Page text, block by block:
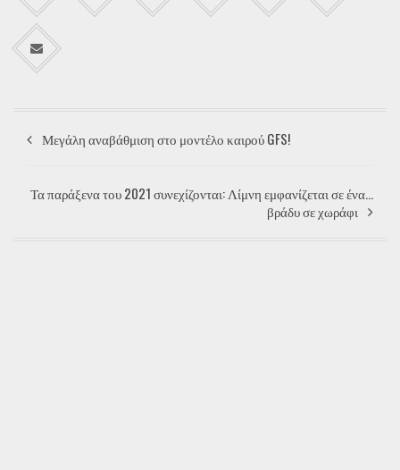
Μεγάλη αναβάθμιση στο μοντέλο καιρού GFS!
Τα παράξενα του 2021 συνεχίζονται: Λίμνη εμφανίζεται σε ένα...
βράδυ σε χωράφι